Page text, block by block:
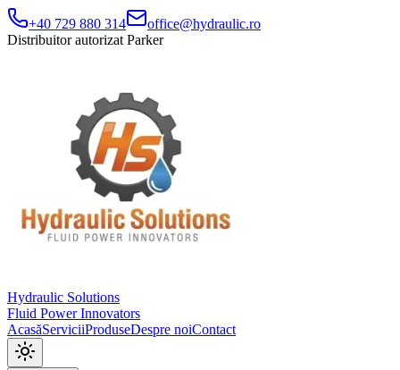
+40 729 880 314
office@hydraulic.ro
Distribuitor autorizat Parker
Hydraulic Solutions
Fluid Power Innovators
AcasăServiciiProduseDespre noiContact